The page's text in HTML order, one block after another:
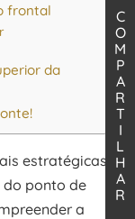
C
O
M
P
A
R
T
I
L
H
A
R
frontal
da
estratégicas
ponto de
a